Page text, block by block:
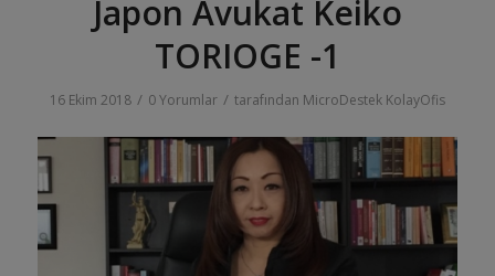
Japon Avukat Keiko
TORIOGE -1
16 Ekim 2018 / 0 Yorumlar / tarafından MicroDestek KolayOfis